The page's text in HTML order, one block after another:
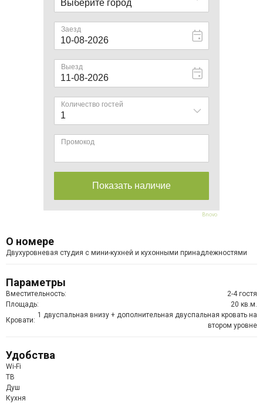
Bnovo
О номере
Двухуровневая студия с мини-кухней и кухонными принадлежностями
Параметры
Вместительность:
2-4 гостя
Площадь:
20 кв.м.
Кровати:
1 двуспальная внизу + дополнительная двуспальная кровать на
втором уровне
Удобства
Wi-Fi
ТВ
Душ
Кухня